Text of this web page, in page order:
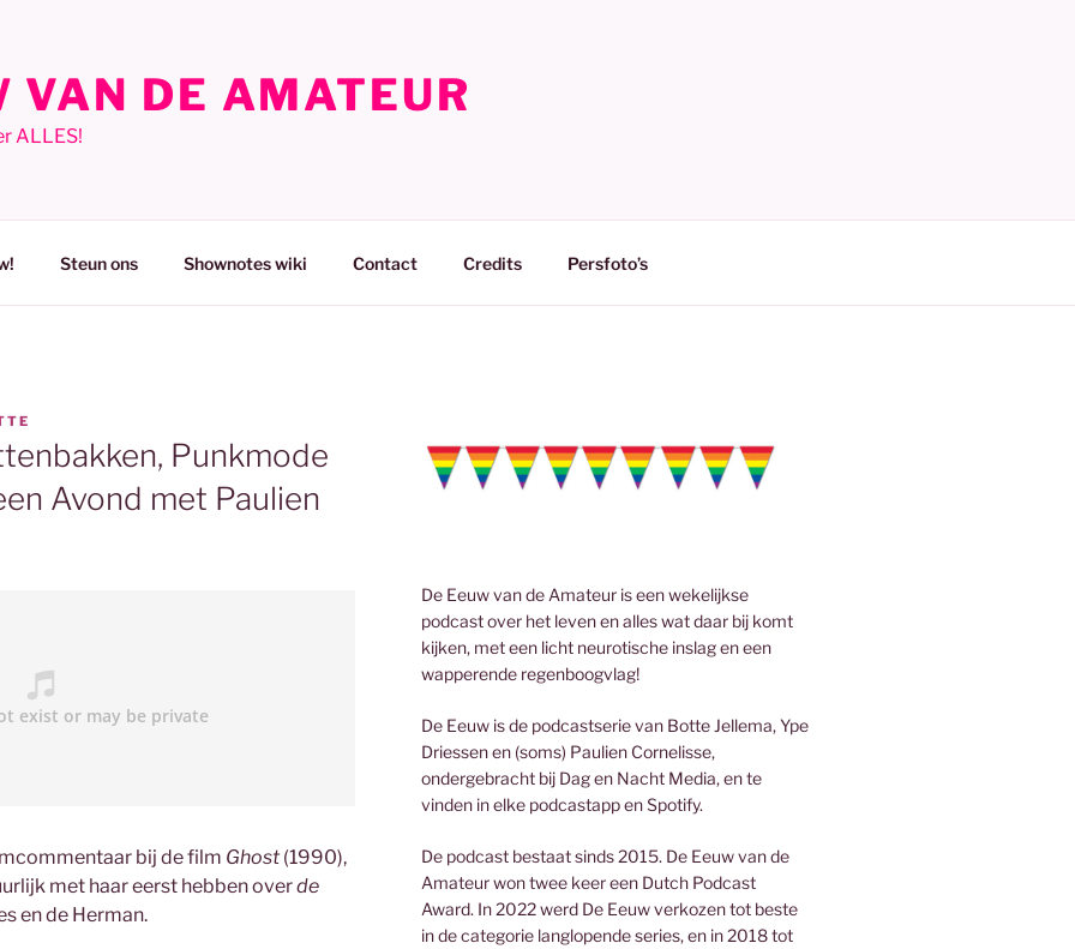
VAN DE AMATEUR
ALLES!
Steun ons Shownotes wiki Contact Credits Persfoto’s
Punkmode
Avond met Paulien
bij de film Ghost(1990),
met haar eerst hebben overde
en de Herman.
De Eeuw van de Amateur is een wekelijkse
podcast over het leven en alles wat daar bij komt
kijken, met een licht neurotische inslag en een
wapperende regenboogvlag!
De Eeuw is de podcastserie van Botte Jellema, Ype
Driessen en (soms) Paulien Cornelisse,
ondergebracht bij Dag en Nacht Media, en te
vinden in elke podcastapp en Spotify.
De podcast bestaat sinds 2015. De Eeuw van de
Amateur won twee keer een Dutch Podcast
Award. In 2022 werd De Eeuw verkozen tot beste
in de categorie langlopende series, en in 2018 tot